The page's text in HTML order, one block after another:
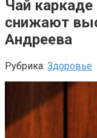
Чай
снижают
Андреева
Рубрика: Здоровье